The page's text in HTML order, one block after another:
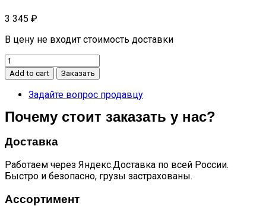
3 345 ₽
В цену не входит стоимость доставки
Зеркало
салонное
Eado
Plus
Add to cart Заказать
Задайте вопрос продавцу
Почему стоит заказать у нас?
Доставка
Работаем через Яндекс.Доставка по всей России.
Быстро и безопасно, грузы застрахованы.
Ассортимент